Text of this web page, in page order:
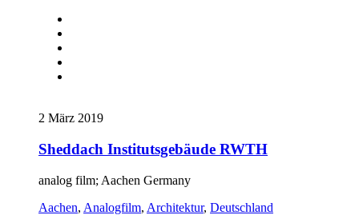
2 März 2019
Sheddach Institutsgebäude RWTH
analog film; Aachen Germany
Aachen, Analogfilm, Architektur, Deutschland